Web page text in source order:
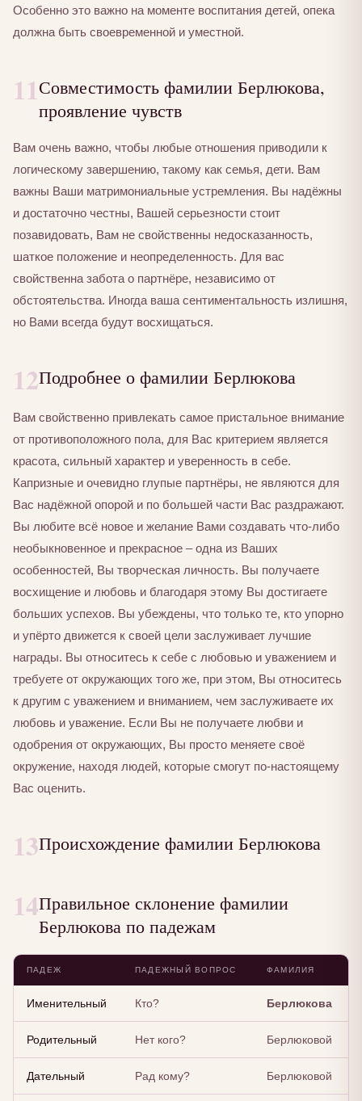
Особенно это важно на моменте воспитания детей, опека
должна быть своевременной и уместной.
11Совместимость фамилии Берлюкова,
проявление чувств
Вам очень важно, чтобы любые отношения приводили к
логическому завершению, такому как семья, дети. Вам
важны Ваши матримониальные устремления. Вы надёжны
и достаточно честны, Вашей серьезности стоит
позавидовать, Вам не свойственны недосказанность,
шаткое положение и неопределенность. Для вас
свойственна забота о партнёре, независимо от
обстоятельства. Иногда ваша сентиментальность излишня,
но Вами всегда будут восхищаться.
12Подробнее о фамилии Берлюкова
Вам свойственно привлекать самое пристальное внимание
от противоположного пола, для Вас критерием является
красота, сильный характер и уверенность в себе.
Капризные и очевидно глупые партнёры, не являются для
Вас надёжной опорой и по большей части Вас раздражают.
Вы любите всё новое и желание Вами создавать что-либо
необыкновенное и прекрасное – одна из Ваших
особенностей, Вы творческая личность. Вы получаете
восхищение и любовь и благодаря этому Вы достигаете
больших успехов. Вы убеждены, что только те, кто упорно
и упёрто движется к своей цели заслуживает лучшие
награды. Вы относитесь к себе с любовью и уважением и
требуете от окружающих того же, при этом, Вы относитесь
к другим с уважением и вниманием, чем заслуживаете их
любовь и уважение. Если Вы не получаете любви и
одобрения от окружающих, Вы просто меняете своё
окружение, находя людей, которые смогут по-настоящему
Вас оценить.
13Происхождение фамилии Берлюкова
14Правильное склонение фамилии
Берлюкова по падежам
ПАДЕЖ ПАДЕЖНЫЙ ВОПРОС ФАМИЛИЯ
Именительный Кто? Берлюкова
Родительный Нет кого? Берлюковой
Дательный Рад кому? Берлюковой